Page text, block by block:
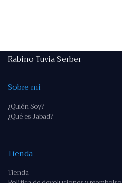
Rabino Tuvia Serber
Sobre mi
¿Quién Soy?
¿Qué es Jabad?
Tienda
Tienda